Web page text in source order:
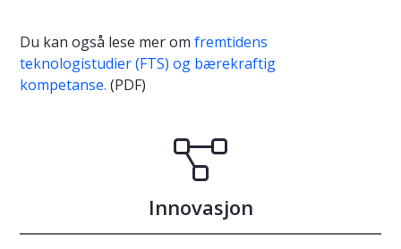
Du kan også lese mer om fremtidens
teknologistudier (FTS) og bærekraftig
kompetanse. (PDF)
Innovasjon